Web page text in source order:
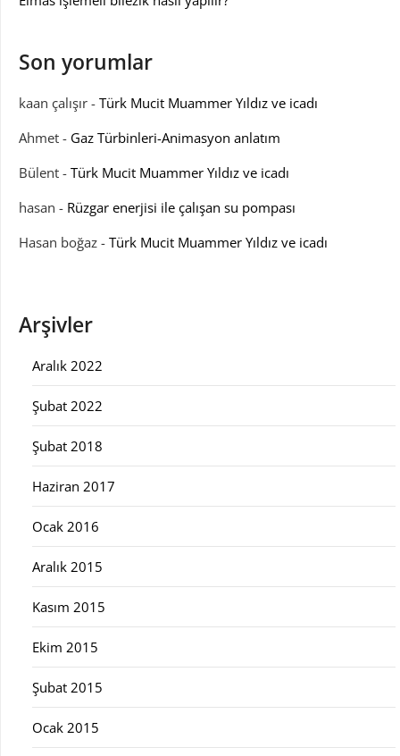
Son yorumlar
kaan çalışır - Türk Mucit Muammer Yıldız ve icadı
Ahmet - Gaz Türbinleri-Animasyon anlatım
Bülent - Türk Mucit Muammer Yıldız ve icadı
hasan - Rüzgar enerjisi ile çalışan su pompası
Hasan boğaz - Türk Mucit Muammer Yıldız ve icadı
Arşivler
Aralık 2022
Şubat 2022
Şubat 2018
Haziran 2017
Ocak 2016
Aralık 2015
Kasım 2015
Ekim 2015
Şubat 2015
Ocak 2015